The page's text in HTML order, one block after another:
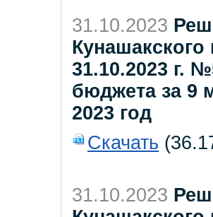
31.10.2023
31.10.2023 г.
бюджета за 9
2023 год
Скачать
31.10.2023